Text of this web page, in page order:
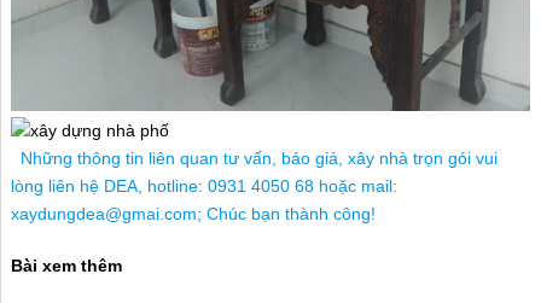
Những thông tin liên quan tư vấn, báo giá, xây nhà trọn gói vui
lòng liên hệ DEA, hotline: 0931 4050 68 hoặc mail:
xaydungdea@gmai.com; Chúc bạn thành công!
Bài xem thêm